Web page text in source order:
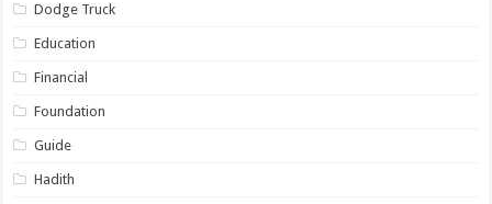
Dodge Truck
Education
Financial
Foundation
Guide
Hadith